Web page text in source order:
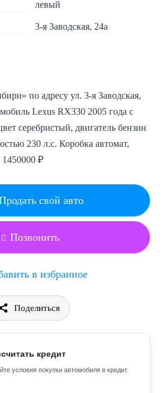
левый
3-я Заводская, 24а
по адресу ул. 3-я Заводская,
Lexus RX330 2005 года с
серебристый, двигатель бензин
230 л.с. Коробка автомат,
₽
свой авто
Позвонить
в избранное
Поделиться
кредит
условия покупки автомобиля в кредит